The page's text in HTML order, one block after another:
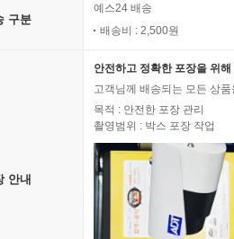
구분
예스24 배송
배송비 : 2,500원
안내
안전하고 정확한 포장을 위
고객님께 배송되는 모든 상
목적 : 안전한 포장 관리
촬영범위 : 박스 포장 작업